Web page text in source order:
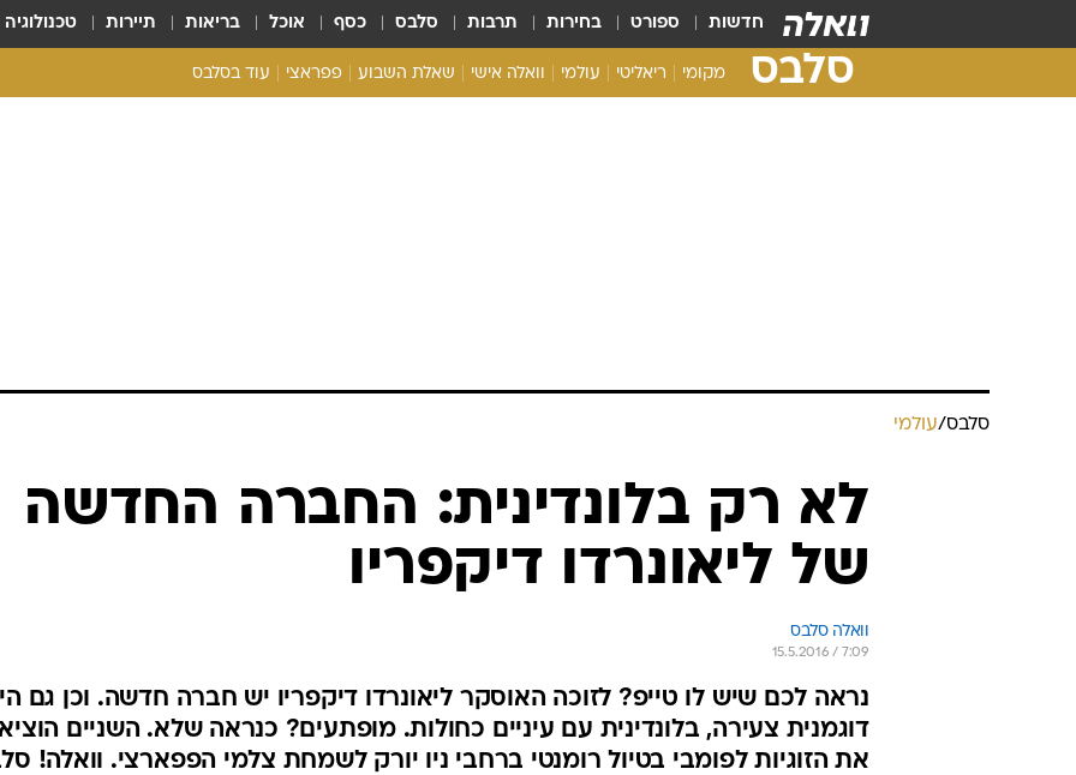
חדשות ספורט בחירות תרבות סלבס כסף אוכל בריאות תיירות טכנולוגיה
סלבס מקומי ריאליטי עולמי וואלה אישי שאלת השבוע פפראצי עוד בסלבס
סלבס/עולמי
לא רק בלונדינית: החברה החדשה
של ליאונרדו דיקפריו
וואלה סלבס
15.5.2016 / 7:09
נראה לכם שיש לו טייפ? לזוכה האוסקר ליאונרדו דיקפריו יש חברה חדשה. וכן גם
דוגמנית צעירה, בלונדינית עם עיניים כחולות. מופתעים? כנראה שלא. השניים
את הזוגיות לפומבי בטיול רומנטי ברחבי ניו יורק לשמחת צלמי הפפארצי. וואלה!